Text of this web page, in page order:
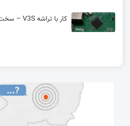
کار با تراشه V3S – سخت افزار